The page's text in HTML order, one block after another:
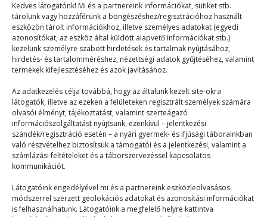
Kedves látogatónk! Mi és a partnereink információkat, sütiket stb.
tárolunk vagy hozzáférünk a böngészéshez/regisztrációhoz használt
eszközön tárolt információkhoz, illetve személyes adatokat (egyedi
azonosítókat, az eszköz által küldött alapvető információkat stb.)
kezelünk személyre szabott hirdetések és tartalmak nyújtásához,
hirdetés- és tartalomméréshez, nézettségi adatok gyűjtéséhez, valamint
termékek kifejlesztéséhez és azok javításához.
Az adatkezelés célja továbbá, hogy az általunk kezelt site-okra
látogatók, illetve az ezeken a felületeken regisztrált személyek számára
olvasói élményt, tájékoztatást, valamint szerteágazó
információszolgáltatást nyújtsunk, ezenkívül – jelentkezési
szándék/regisztráció esetén – a nyári gyermek- és ifjúsági táborainkban
való részvételhez biztosítsuk a támogatói és a jelentkezési, valamint a
számlázási feltételeket és a táborszervezéssel kapcsolatos
kommunikációt.
Látogatóink engedélyével mi és a partnereink eszközleolvasásos
módszerrel szerzett geolokációs adatokat és azonosítási információkat
is felhasználhatunk. Látogatóink a megfelelő helyre kattintva
A csillagászat
Táborélmény
2024. 07. 18.
Tegnap este Atesz megmutatta nekünk az eget, ami
tele volt csillagokkal. Aki csillagász, és ezt…